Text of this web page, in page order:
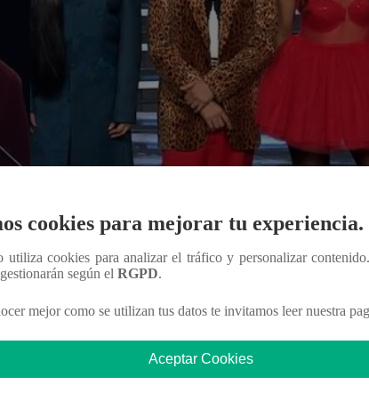
Compartir
jueves en los conciertos en vivo de Yo Soy con
para convertirse en los salvados de la noche y
cookies para mejorar tu experiencia.
utiliza cookies para analizar el tráfico y personalizar
según el RGPD.
mejor como se utilizan tus datos te invitamos leer nuestra
Aceptar Cookies